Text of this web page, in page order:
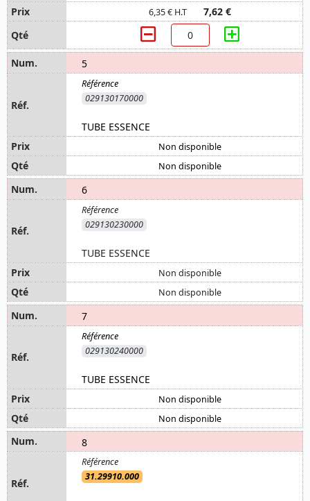
6,35 € H.T 7,62 €
5
029130170000
TUBE ESSENCE
Non disponible
Non disponible
6
029130230000
TUBE ESSENCE
Non disponible
Non disponible
7
029130240000
TUBE ESSENCE
Non disponible
Non disponible
8
31.29910.000